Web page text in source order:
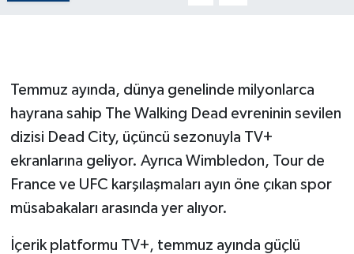
Temmuz ayında, dünya genelinde milyonlarca
hayrana sahip The Walking Dead evreninin sevilen
dizisi Dead City, üçüncü sezonuyla TV+
ekranlarına geliyor. Ayrıca Wimbledon, Tour de
France ve UFC karşılaşmaları ayın öne çıkan spor
müsabakaları arasında yer alıyor.
İçerik platformu TV+, temmuz ayında güçlü
GENEL
GÜNDEM
Güvenlik